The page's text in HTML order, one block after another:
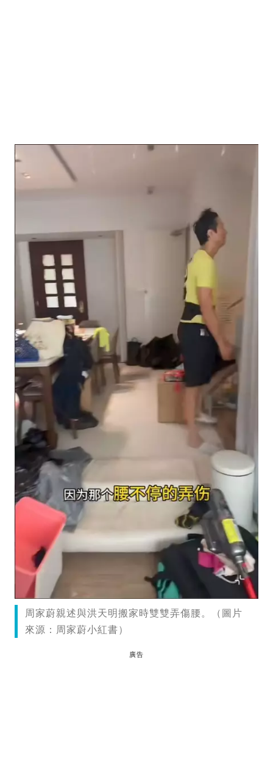
周家蔚親述與洪天明搬家時雙雙弄傷腰。（圖片
來源：周家蔚小紅書）
廣告